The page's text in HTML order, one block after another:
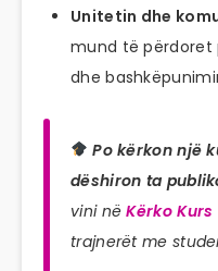
Unitetin dhe
mund të përdoret
dhe
Po kërkon një
dëshiron ta
vini nëKërko Kurs
trajnerët me